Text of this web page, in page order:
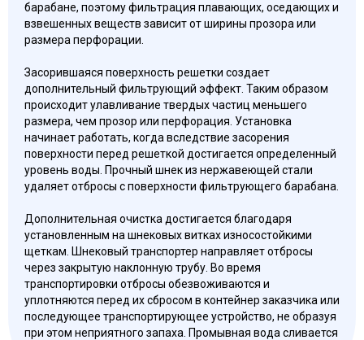
барабане, поэтому фильтрация плавающих, оседающих и
взвешенных веществ зависит от ширины прозора или
размера перфорации.
Засорившаяся поверхность решетки создает
дополнительный фильтрующий эффект. Таким образом
происходит улавливание твердых частиц меньшего
размера, чем прозор или перфорация. Установка
начинает работать, когда вследствие засорения
поверхности перед решеткой достигается определенный
уровень воды. Прочный шнек из нержавеющей стали
удаляет отбросы с поверхности фильтрующего барабана.
Дополнительная очистка достигается благодаря
установленным на шнековых витках износостойкими
щеткам. Шнековый транспортер направляет отбросы
через закрытую наклонную трубу. Во время
транспортировки отбросы обезвоживаются и
уплотняются перед их сбросом в контейнер заказчика или
последующее транспортирующее устройство, не образуя
при этом неприятного запаха. Промывная вода сливается